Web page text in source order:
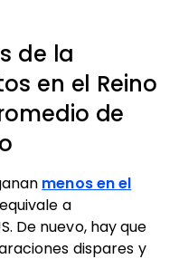
de la
en el Reino
de
menos en el
a
De nuevo, hay que
dispares y